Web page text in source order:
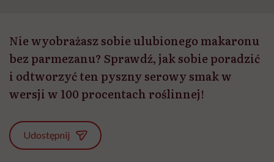
Nie wyobrażasz sobie ulubionego makaronu
bez parmezanu? Sprawdź, jak sobie poradzić
i odtworzyć ten pyszny serowy smak w
wersji w 100 procentach roślinnej!
Udostępnij